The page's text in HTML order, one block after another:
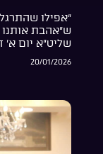
“אפילו
ש”אהבת אותנו
שליט”א יום
20/01/2026